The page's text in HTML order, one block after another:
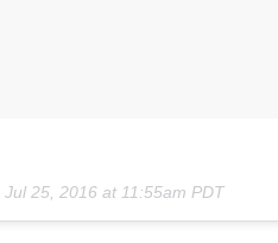
Jul 25, 2016 at 11:55am PDT